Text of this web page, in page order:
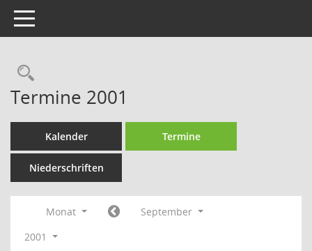
Toggle navigation
Rechercheauswahl
Termine 2001
Kalender Termine
Niederschriften
Monat
September
2001